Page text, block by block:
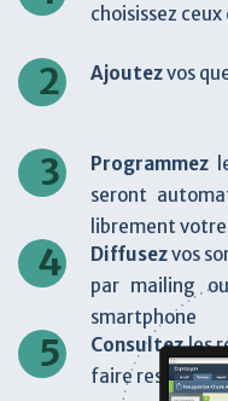
choisissez
2 Ajoutezvos
3 Programmez
seront
librement
4 Diffusezvos
par mailing
smartphone
5 Consultezles
faire ressortir